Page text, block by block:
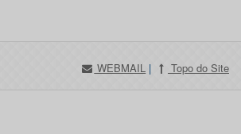
WEBMAIL | Topo do Site